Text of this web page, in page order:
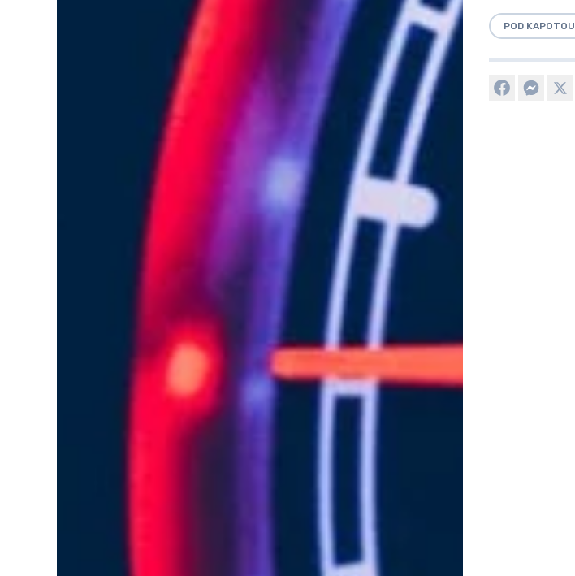
POD KAPOTOU